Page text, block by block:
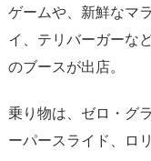
ゲームや、新鮮なマ
イ、 テリバーガーな
のブースが出店。
乗り物は、ゼロ・グ
ーパースライド、ロ